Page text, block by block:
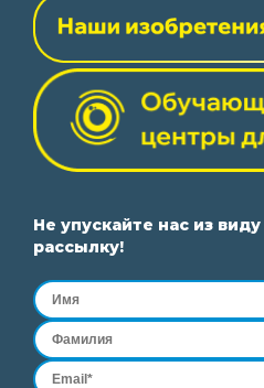
Не упускайте нас из
рассылку!